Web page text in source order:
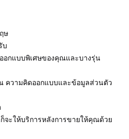
ษ
บ
อกแบบพิเศษของคุณและบางรุ่น
ความคิดออกแบบและข้อมูลส่วนตัว
ะให้บริการหลังการขายให้คุณด้วย